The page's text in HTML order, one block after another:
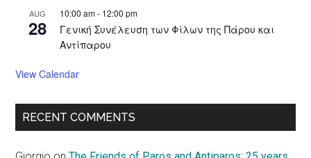
AUG
28
10:00 am- 12:00 pm
Γενική Συνέλευση των Φίλων της Πάρου και
Αντίπαρου
View Calendar
RECENT COMMENTS